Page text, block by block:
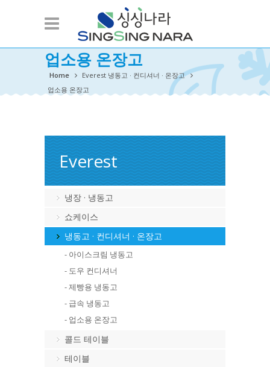
업소용 온장고
Home
Everest 냉동고 · 컨디셔너 · 온장고
업소용 온장고
Everest
냉장 · 냉동고
쇼케이스
냉동고 · 컨디셔너 · 온장고
- 아이스크림 냉동고
- 도우 컨디셔너
- 제빵용 냉동고
- 급속 냉동고
- 업소용 온장고
콜드 테이블
테이블